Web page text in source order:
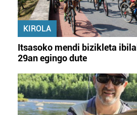
KIROLA
Itsasoko mendi bizikleta
29an egingo dute